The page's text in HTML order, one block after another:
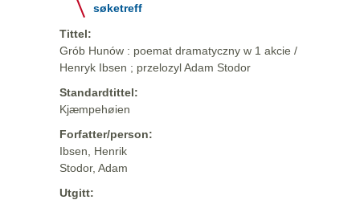
søketreff
Tittel:
Grób Hunów : poemat dramatyczny w 1 akcie /
Henryk Ibsen ; przelozyl Adam Stodor
Standardtittel:
Kjæmpehøien
Forfatter/person:
Ibsen, Henrik
Stodor, Adam
Utgitt: